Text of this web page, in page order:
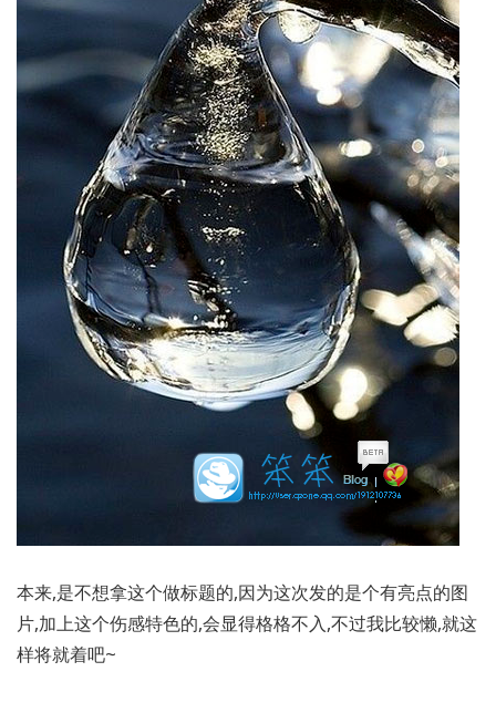
本来,是不想拿这个做标题的,因为这次发的是个有亮点的图
片,加上这个伤感特色的,会显得格格不入,不过我比较懒,就这
样将就着吧~